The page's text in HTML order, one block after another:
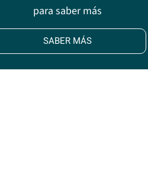
para saber más
SABER MÁS